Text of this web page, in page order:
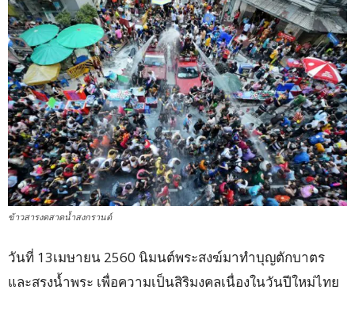
ข้าวสารงดสาดน้ำสงกรานต์
วันที่ 13เมษายน 2560 นิมนต์พระสงฆ์มาทำบุญตักบาตร
และสรงน้ำพระ เพื่อความเป็นสิริมงคลเนื่องในวันปีใหม่ไทย